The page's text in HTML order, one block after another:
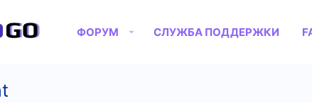
ФОРУМ СЛУЖБА ПОДДЕРЖКИ